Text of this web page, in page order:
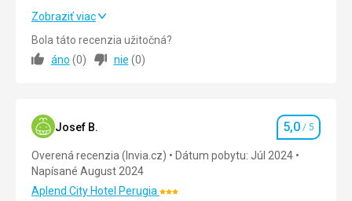
Úplný oddych po rušnom pracovnom čase
Strava
Služby 5,0/ 5
Cena
Zobraziť viac
Bola táto recenzia užitočná?
áno (0) nie (0)
Josef B. Hodnotenie
5,0 / 5
Overená recenzia (Invia.cz)
Dátum pobytu: Júl 2024
Napísané August 2024
Aplend City Hotel PerugiaHodnotenie: